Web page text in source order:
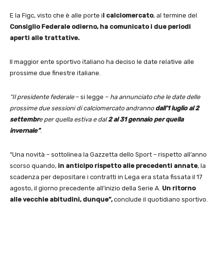
E la Figc, visto che è alle porte il calciomercato, al termine del
Consiglio Federale odierno, ha comunicato i due periodi
aperti alle trattative.
Il maggior ente sportivo italiano ha deciso le date relative alle
prossime due finestre italiane.
“Il presidente federale– si legge – ha annunciato che le date delle
prossime due sessioni di calciomercato andranno dall’1 luglio al 2
settembre per quella estiva e dal2 al 31 gennaio per quella
invernale”.
“Una novità – sottolinea la Gazzetta dello Sport – rispetto all’anno
scorso quando, in anticipo rispetto alle precedenti annate, la
scadenza per depositare i contratti in Lega era stata fissata il 17
agosto, il giorno precedente all’inizio della Serie A. Un ritorno
alle vecchie abitudini, dunque”,conclude il quotidiano sportivo.